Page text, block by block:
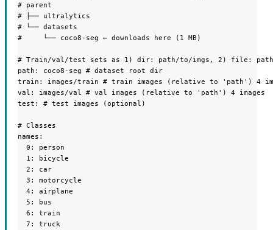
# parent
# ├── ultralytics
# └── datasets
#     └── coco8-seg ← downloads here (1 MB)
# Train/val/test sets as 1) dir: path/to/imgs, 2) file:
path: coco8-seg # dataset root dir
train: images/train # train images (relative to 'path') 4
val: images/val # val images (relative to 'path') 4 images
test: # test images (optional)
# Classes
names:
  0: person
  1: bicycle
  2: car
  3: motorcycle
  4: airplane
  5: bus
  6: train
  7: truck